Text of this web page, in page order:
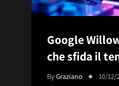
Google
che sfida il
ByGraziano 10/12/